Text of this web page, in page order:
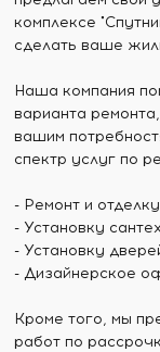
комплексе
сделать ваше
Наша компания
варианта
вашим
спектр услуг по
- Ремонт и
- Установку
- Установку
- Дизайнерское
Кроме того, мы
работ по